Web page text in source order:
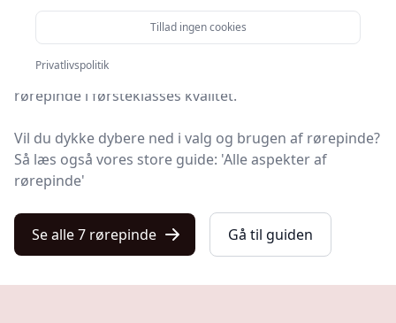
vi udvalgt 7 produkter, så du let kan finde din favorit.
rørepinde i 2025, produkter med gratis levering og
rørepinde i førsteklasses kvalitet.
Vil du dykke dybere ned i valg og brugen af rørepinde?
Så læs også vores store guide: 'Alle aspekter af
rørepinde'
Se alle 7 rørepinde Gå til guiden
Tillad ingen cookies
Privatlivspolitik